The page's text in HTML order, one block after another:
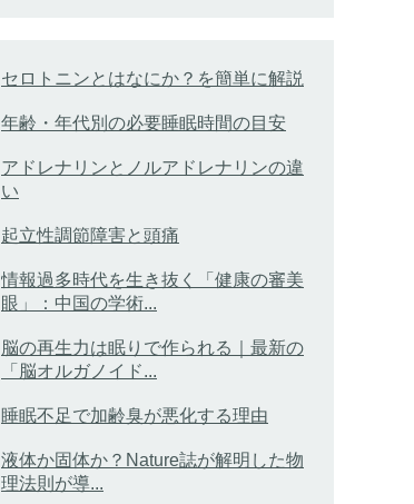
セロトニンとはなにか？を簡単に解説
年齢・年代別の必要睡眠時間の目安
アドレナリンとノルアドレナリンの違
い
起立性調節障害と頭痛
情報過多時代を生き抜く「健康の審美
眼」：中国の学術...
脳の再生力は眠りで作られる｜最新の
「脳オルガノイド...
睡眠不足で加齢臭が悪化する理由
液体か固体か？Nature誌が解明した物
理法則が導...